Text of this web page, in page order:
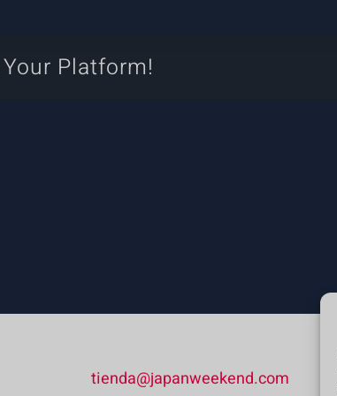
de Platform!
tienda@japanweekend.com